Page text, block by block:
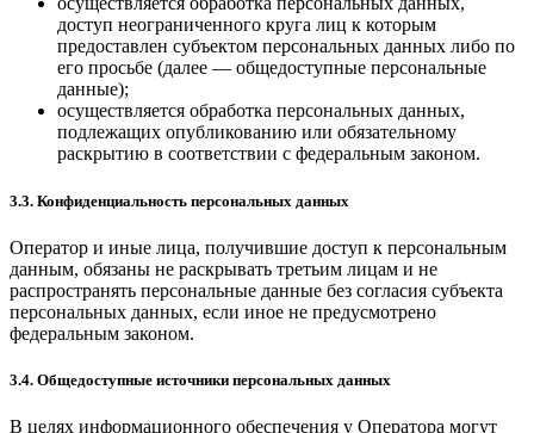
доступ неограниченного круга лиц к которым
предоставлен субъектом персональных данных либо по
его просьбе (далее — общедоступные персональные
данные);
осуществляется обработка персональных данных,
подлежащих опубликованию или обязательному
раскрытию в соответствии с федеральным законом.
3.3. Конфиденциальность персональных данных
Оператор и иные лица, получившие доступ к персональным
данным, обязаны не раскрывать третьим лицам и не
распространять персональные данные без согласия субъекта
персональных данных, если иное не предусмотрено
федеральным законом.
3.4. Общедоступные источники персональных данных
В целях информационного обеспечения у Оператора могут